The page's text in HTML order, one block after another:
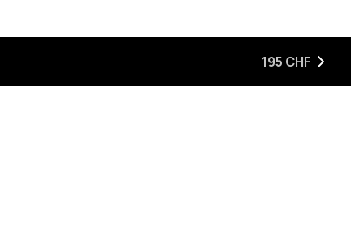
195 CHF